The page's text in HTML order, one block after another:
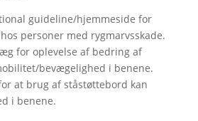
guideline/hjemmeside for
personer med rygmarvsskade.
for oplevelse af bedring af
bevægelighed i benene.
at brug af ståstøttebord kan
i benene.